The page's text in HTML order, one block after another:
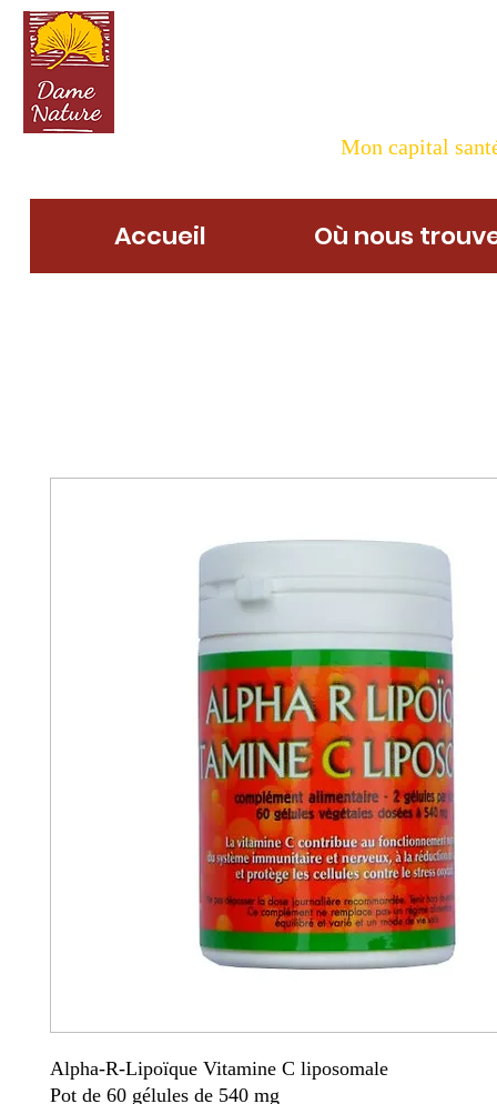
Mon capital
Accueil Où nous
Alpha-R-Lipoïque Vitamine C liposomale
Pot de 60 gélules de 540 mg